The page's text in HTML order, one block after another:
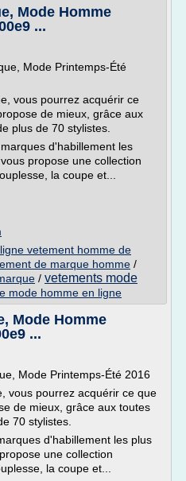
Mode Homme
...
Mode Printemps-Été
vous pourrez acquérir ce
de mieux, grâce aux
plus de 70 stylistes.
d'habillement les
propose une collection
la coupe et...
vetement homme de
de marque homme /
/ vetements mode
mode homme en ligne
Mode Homme
...
Mode Printemps-Été 2016
vous pourrez acquérir ce que
de mieux, grâce aux toutes
70 stylistes.
d'habillement les plus
une collection
la coupe et...